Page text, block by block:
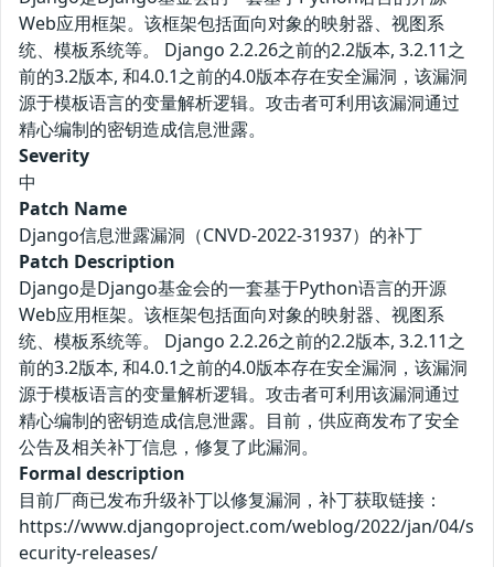
Web应用框架。该框架包括面向对象的映射器、视图系
统、模板系统等。 Django 2.2.26之前的2.2版本, 3.2.11之
前的3.2版本, 和4.0.1之前的4.0版本存在安全漏洞，该漏洞
源于模板语言的变量解析逻辑。攻击者可利用该漏洞通过
精心编制的密钥造成信息泄露。
Severity
中
Patch Name
Django信息泄露漏洞（CNVD-2022-31937）的补丁
Patch Description
Django是Django基金会的一套基于Python语言的开源
Web应用框架。该框架包括面向对象的映射器、视图系
统、模板系统等。 Django 2.2.26之前的2.2版本, 3.2.11之
前的3.2版本, 和4.0.1之前的4.0版本存在安全漏洞，该漏洞
源于模板语言的变量解析逻辑。攻击者可利用该漏洞通过
精心编制的密钥造成信息泄露。目前，供应商发布了安全
公告及相关补丁信息，修复了此漏洞。
Formal description
目前厂商已发布升级补丁以修复漏洞，补丁获取链接：
https://www.djangoproject.com/weblog/2022/jan/04/s
ecurity-releases/